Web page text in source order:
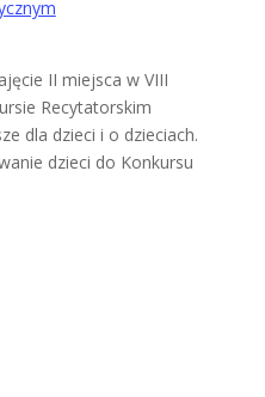
II miejsca w VIII
Recytatorskim
dla dzieci i o dzieciach.
dzieci do Konkursu